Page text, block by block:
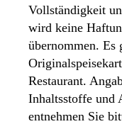
Vollständigkeit
wird keine
übernommen. Es
Restaurant.
Inhaltsstoffe und
entnehmen Sie